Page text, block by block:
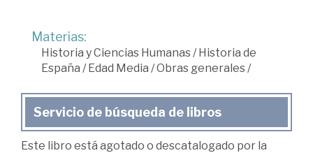
Materias:
Historia y Ciencias Humanas/Historia de
España /Edad Media /Obras generales/
Servicio de búsqueda de libros
Este libro está agotado o descatalogado por la